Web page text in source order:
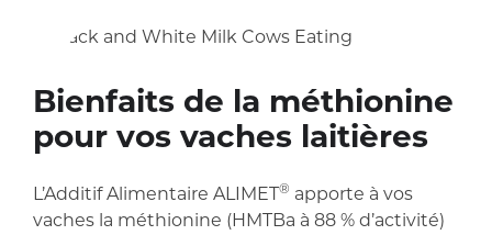
Bienfaits de la méthionine
pour vos vaches laitières
L’Additif Alimentaire ALIMET® apporte à vos
vaches la méthionine (HMTBa à 88 % d’activité)